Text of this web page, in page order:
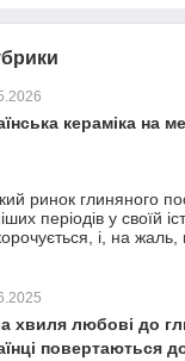
кераміка на
ринок глиняного
періодів у своїй
і, на
хвиля любові до
повертаються